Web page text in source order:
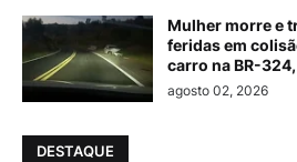
Mulher morre e
feridas em
carro na BR-
agosto 02, 2026
DESTAQUE